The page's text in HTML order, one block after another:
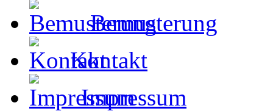
Bemusterung
Kontakt
Impressum